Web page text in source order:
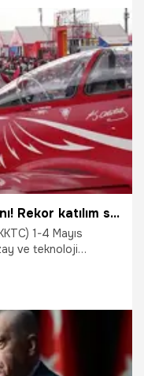
KKTC'de TEKNOFEST heyecanı! Rekor katılım sağlandı
1-4 Mayıs
ve teknoloji